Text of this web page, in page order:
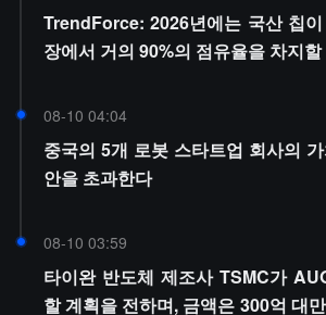
TrendForce: 2026년에는 국산 칩
장에서 거의 90%의 점유율을 차지
08-10 04:04
중국의 5개 로봇 스타트업 회사의
안을 초과한다
08-10 03:59
타이완 반도체 제조사 TSMC가
할 계획을 전하며, 금액은 300억 대